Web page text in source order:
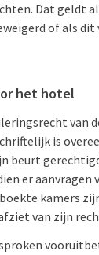
Dat geldt
of als
het hotel
van
is
beurt
er aanvragen
kamers
van zijn